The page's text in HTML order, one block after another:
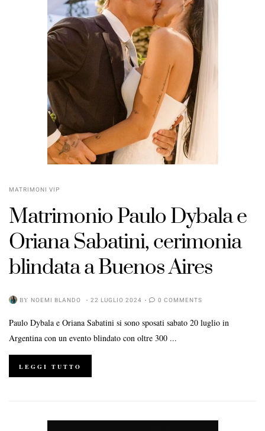
MATRIMONI VIP
Matrimonio Paulo Dybala e
Oriana Sabatini, cerimonia
blindata a Buenos Aires
BY NOEMI BLANDO 22 LUGLIO 2024 0 COMMENTS
Paulo Dybala e Oriana Sabatini si sono sposati sabato 20 luglio in
Argentina con un evento blindato con oltre 300 ...
LEGGI TUTTO